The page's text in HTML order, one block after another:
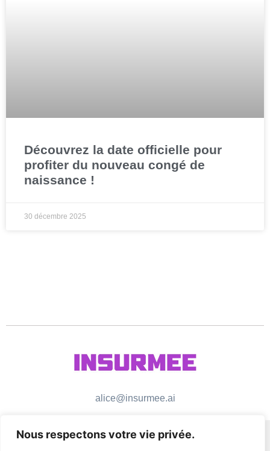
Nous respectons votre vie privée.
Découvrez la date officielle pour
profiter du nouveau congé de
naissance !
30 décembre 2025
alice@insurmee.ai